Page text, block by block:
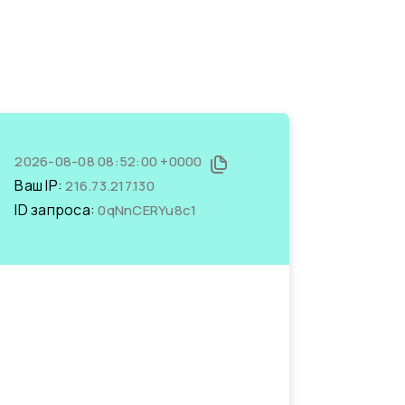
2026-08-08 08:52:00 +0000
Ваш IP:216.73.217.130
ID запроса:0qNnCERYu8c1